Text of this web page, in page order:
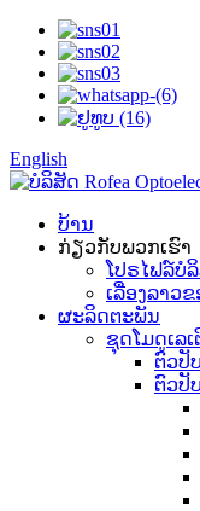
English
ບ້ານ
ກ່ຽວກັບພວກເຮົາ
ໂປຣໄຟລ໌ບໍ
ເລື່ອງລາວ
ຜະລິດຕະພັນ
ຊຸດໂມດູເລ
ຕົວປັ
ຕົວປັ